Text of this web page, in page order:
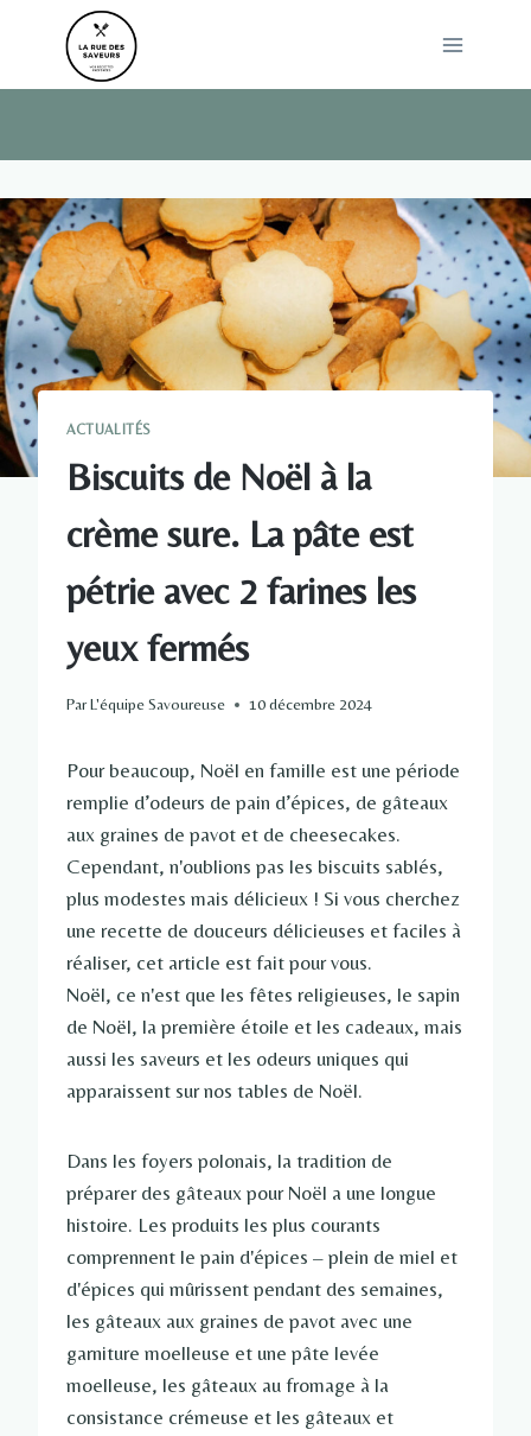
ACTUALITÉS
Biscuits de Noël à la
crème sure. La pâte est
pétrie avec 2 farines les
yeux fermés
ParL'équipe Savoureuse 10 décembre 2024
Pour beaucoup, Noël en famille est une période
remplie d’odeurs de pain d’épices, de gâteaux
aux graines de pavot et de cheesecakes.
Cependant, n'oublions pas les biscuits sablés,
plus modestes mais délicieux ! Si vous cherchez
une recette de douceurs délicieuses et faciles à
réaliser, cet article est fait pour vous.
Noël, ce n'est que les fêtes religieuses, le sapin
de Noël, la première étoile et les cadeaux, mais
aussi les saveurs et les odeurs uniques qui
apparaissent sur nos tables de Noël.
Dans les foyers polonais, la tradition de
préparer des gâteaux pour Noël a une longue
histoire. Les produits les plus courants
comprennent le pain d'épices – plein de miel et
d'épices qui mûrissent pendant des semaines,
les gâteaux aux graines de pavot avec une
garniture moelleuse et une pâte levée
moelleuse, les gâteaux au fromage à la
consistance crémeuse et les gâteaux et